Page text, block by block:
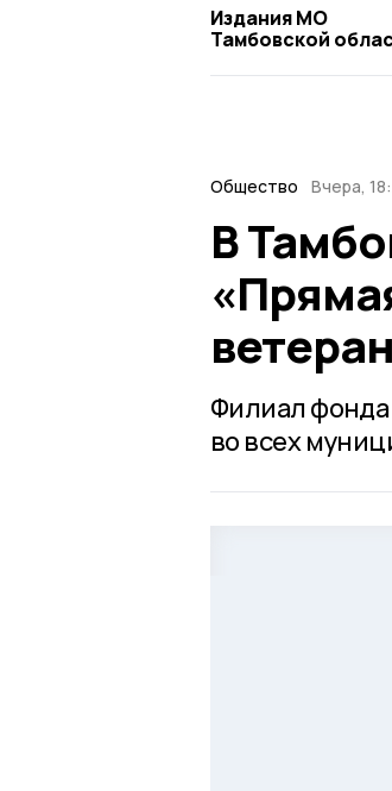
Издания МО
Тамбовской
Общество Вчера,
В
Филиал
во всех